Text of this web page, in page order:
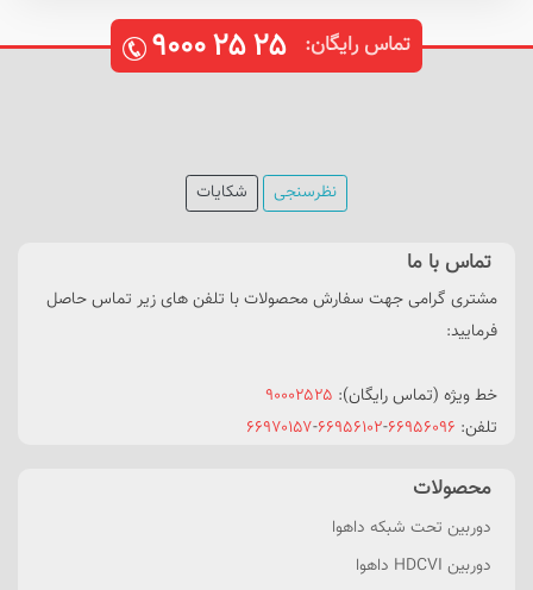
تماس رایگان: ۹۰۰۰۲۵۲۵
نظرسنجی شکایات
تماس با ما
مشتری گرامی جهت سفارش محصولات با تلفن های زیر تماس حاصل
فرمایید:
خط ویژه (تماس رایگان): ۹۰۰۰۲۵۲۵
تلفن: ۶۶۹۵۶۰۹۶-۶۶۹۵۶۱۰۲-۶۶۹۷۰۱۵۷
محصولات
دوربین تحت شبکه داهوا
دوربین HDCVI داهوا